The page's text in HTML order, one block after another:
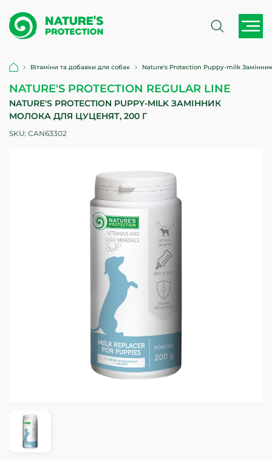
Вітаміни та добавки для собак Nature's Protection Puppy-milk
NATURE'S PROTECTION REGULAR LINE
NATURE'S PROTECTION PUPPY-MILK ЗАМІННИК
МОЛОКА ДЛЯ ЦУЦЕНЯТ, 200 Г
SKU: CAN63302